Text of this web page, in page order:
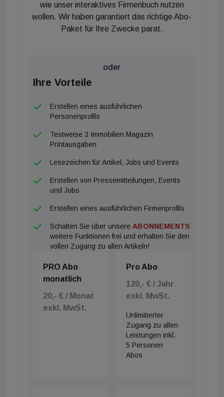
Fertigstellungsvolumen voraussichtlich um das 2,5-
Fache übersteigen. Auch für 2028 ist aufgrund
historisch niedriger Baugenehmigungszahlen bereits
Als Hauptursache für den Einbruch identifiziert die
Analyse akute Projektverzögerungen. Rund 40
Prozent aller Wohnbauprojekte hinken den vor
einem Jahr kommunizierten Fertigstellungsterminen
um mindestens drei Monate hinterher. Die Gründe
liegen dabei selten auf den Baustellen selbst,
sowie bei deutlichen Herausforderungen in der
Besonders prekär prallt diese Entwicklung auf den
Mietsektor. Da rund drei Viertel der Wiener
Rückzug institutioneller Investoren aus der
langfristigen Bestandshaltung schwer. Die Pipeline
für frei finanzierte Mietwohnungsprojekte ist
innerhalb weniger Monate regelrecht eingebrochen.
„Die Zahlen zeigen klar, dass Wien auf eine
strukturelle Wohnungsknappheit zusteuert“, warnt
Gregor Pfeiffer, Geschäftsführer von Immo
wie unser interaktives Firmenbuch nutzen
wollen. Wir haben garantiert das richtige Abo-
Paket für Ihre Zwecke parat.
oder
Ihre Vorteile
Erstellen eines ausführlichen
Personenprofils
Testweise 3 Immobilien Magazin
Printausgaben
Lesezeichen für Artikel, Jobs und Events
Erstellen von Pressemitteilungen, Events
und Jobs
Erstellen eines ausführlichen Firmenprofils
Schalten Sie über unsere ABONNEMENTS
weitere Funktionen frei und erhalten Sie den
vollen Zugang zu allen Artikeln!
PRO Abo
monatlich
20,- € / Monat
exkl. MwSt.
Pro Abo
120,- € / Jahr
exkl. MwSt.
Unlimitierter
Zugang zu allen
Leistungen inkl.
5 Personen
Abos